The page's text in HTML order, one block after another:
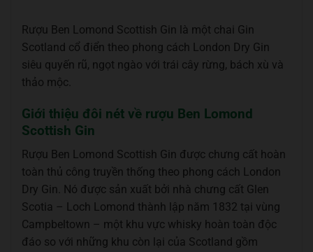
Rượu Ben Lomond Scottish Gin là một chai Gin
Scotland cổ điển theo phong cách London Dry Gin
siêu quyến rũ, ngọt ngào với trái cây rừng, bách xù và
thảo mộc.
Giới thiệu đôi nét về rượu Ben Lomond
Scottish Gin
Rượu Ben Lomond Scottish Gin được chưng cất hoàn
toàn thủ công truyền thống theo phong cách London
Dry Gin. Nó được sản xuất bởi nhà chưng cất Glen
Scotia – Loch Lomond thành lập năm 1832 tại vùng
Campbeltown – một khu vực whisky hoàn toàn độc
đáo so với những khu còn lại của Scotland gồm